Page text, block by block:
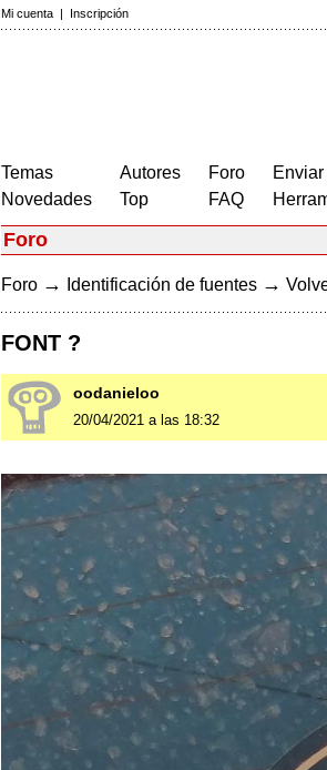
Mi cuenta | Inscripción
Temas
Novedades
Autores
Top
Foro
FAQ
Foro
Foro → Identificación de fuentes →
FONT ?
oodanieloo
20/04/2021 a las 18:32